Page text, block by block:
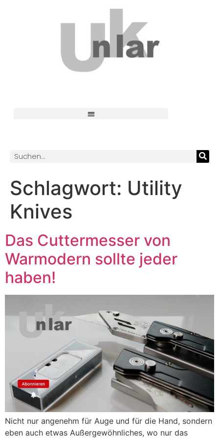
Schlagwort: Utility
Knives
Das Cuttermesser von
Warmodern sollte jeder
haben!
Nicht nur angenehm für Auge und für die Hand, sondern
eben auch etwas Außergewöhnliches, wo nur das